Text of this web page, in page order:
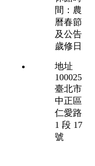
間：農
曆春節
及公告
歲修日
地址
100025
臺北市
中正區
仁愛路
1 段 17
號